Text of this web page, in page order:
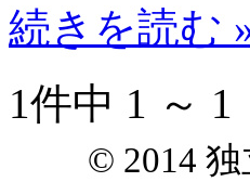
続きを読む
1件中 1 ～ 1
© 2014